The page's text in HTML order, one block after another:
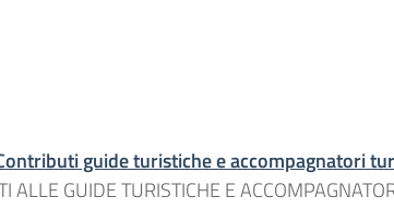
guide turistiche e accompagnatori
GUIDE TURISTICHE E